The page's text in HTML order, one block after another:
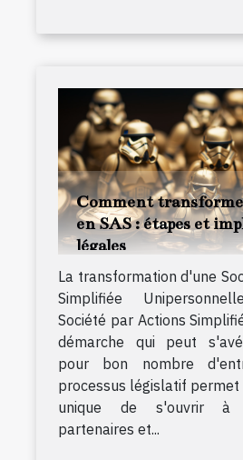
Comment
en SAS : étapes et
légales
La transformation d'une
Simplifiée
Société par Actions
démarche qui peut
pour bon nombre
processus législatif permet
unique de s'ouvrir à
partenaires et...